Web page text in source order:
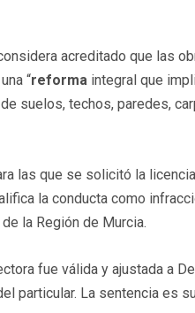
acreditado que las
“reforma integral que
suelos, techos, paredes,
las que se solicitó la
la conducta como
la Región de Murcia.
fue válida y ajustada a
particular. La sentencia es